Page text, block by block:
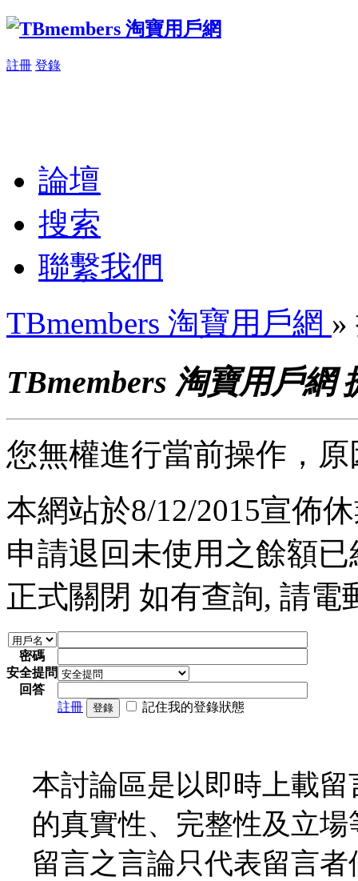
註冊 登錄
論壇
搜索
聯繫我們
TBmembers 淘寶用戶網 »
TBmembers 淘寶用戶網
您無權進行當前操作，
本網站於8/12/2015宣佈
申請退回未使用之餘額
正式關閉 如有查詢, 請電
密碼
安全提問
回答
註冊
登錄 記住我的登錄狀態
本討論區是以即時上載
的真實性、完整性及立
留言之言論只代表留言